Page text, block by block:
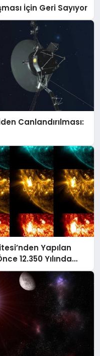
İçin Geri Sayıyor
Canlandırılması:
Yapılan
12.350 Yılında
Yaşandı